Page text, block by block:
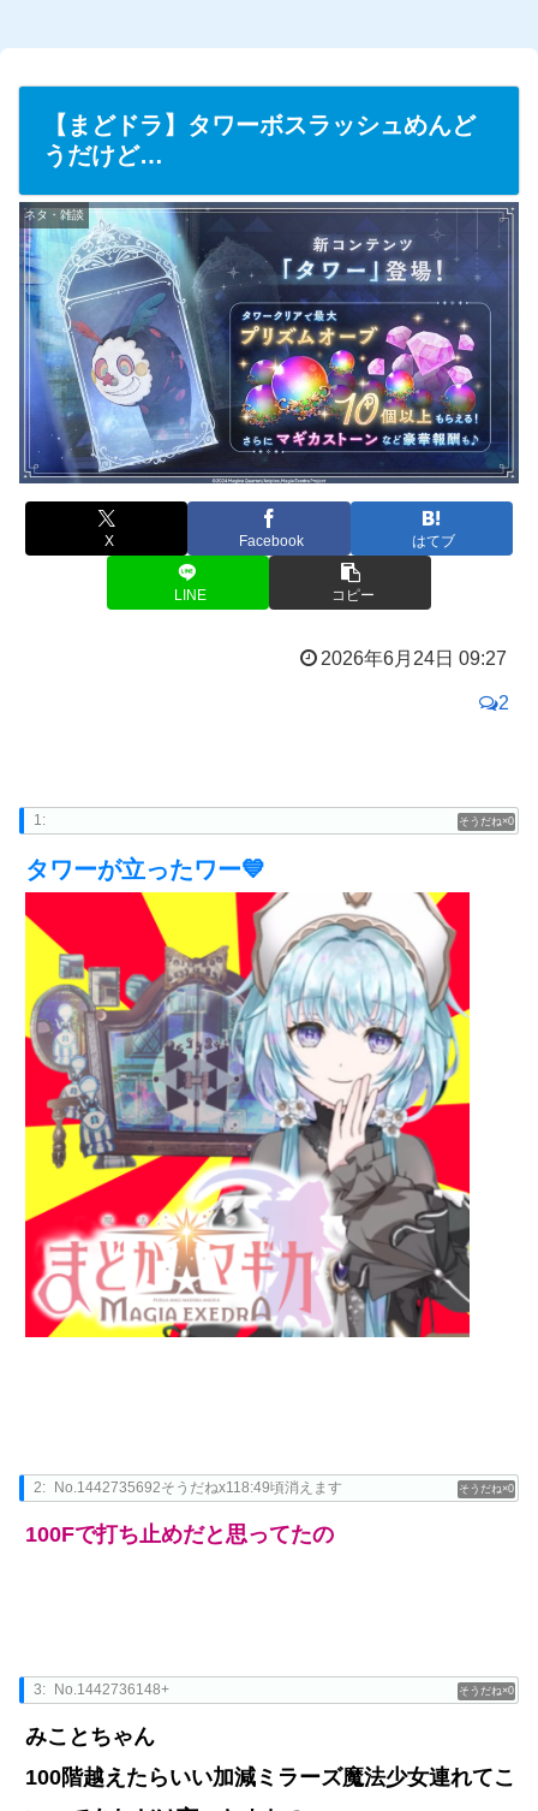
5
%
【まどドラ】タワーボスラッシュめんど
うだけど…
ネタ・雑談
X Facebook はてブ
LINE コピー
2026年6月24日 09:27
2
0
1:
タワーが立ったワー💙
0
2: No.1442735692そうだねx118:49頃消えます
100Fで打ち止めだと思ってたの
0
3: No.1442736148+
みことちゃん
100階越えたらいい加減ミラーズ魔法少女連れてこ